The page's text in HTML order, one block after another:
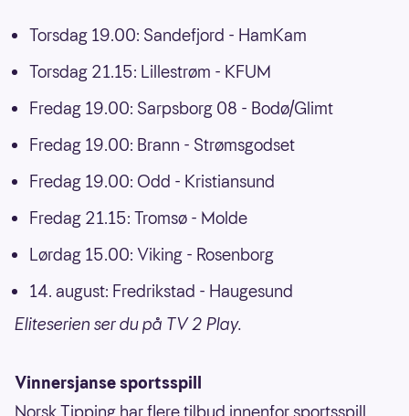
Torsdag 19.00: Sandefjord - HamKam
Torsdag 21.15: Lillestrøm - KFUM
Fredag 19.00: Sarpsborg 08 - Bodø/Glimt
Fredag 19.00: Brann - Strømsgodset
Fredag 19.00: Odd - Kristiansund
Fredag 21.15: Tromsø - Molde
Lørdag 15.00: Viking - Rosenborg
14. august: Fredrikstad - Haugesund
Eliteserien ser du på TV 2 Play.
Vinnersjanse sportsspill